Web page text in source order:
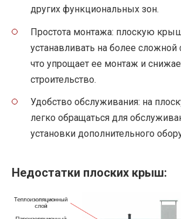
других функциональных зон.
Простота монтажа: плоскую
устанавливать на более
что упрощает ее монтаж и
строительство.
Удобство обслуживания: на
легко обращаться для
установки дополнительного
Недостатки плоских крыш: